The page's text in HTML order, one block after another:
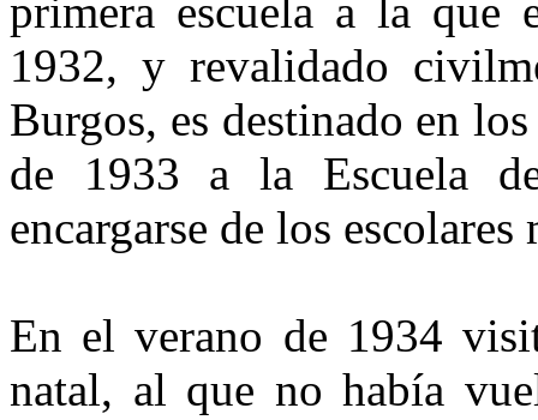
primera escuela a la que
1932, y revalidado
Burgos, es destinado en
de 1933 a la Escuela
encargarse de los escolares
En el verano de 1934
natal, al que no había